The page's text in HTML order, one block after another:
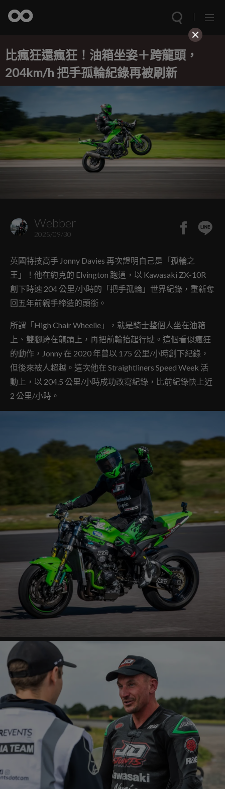
比瘋狂還瘋狂！油箱坐姿＋跨龍頭，
204km/h 把手孤輪紀錄再被刷新
Webber
2025/09/30
英國特技高手 Jonny Davies 再次證明自己是「孤輪之
王」！他在約克的 Elvington 跑道，以 Kawasaki ZX-10R
創下時速 204 公里/小時的「把手孤輪」世界紀錄，重新奪
回五年前親手締造的頭銜。
所謂「High Chair Wheelie」，就是騎士整個人坐在油箱
上、雙腳跨在龍頭上，再把前輪抬起行駛。這個看似瘋狂
的動作，Jonny 在 2020 年曾以 175 公里/小時創下紀錄，
但後來被人超越。這次他在 Straightliners Speed Week 活
動上，以 204.5 公里/小時成功改寫紀錄，比前紀錄快上近
2 公里/小時。